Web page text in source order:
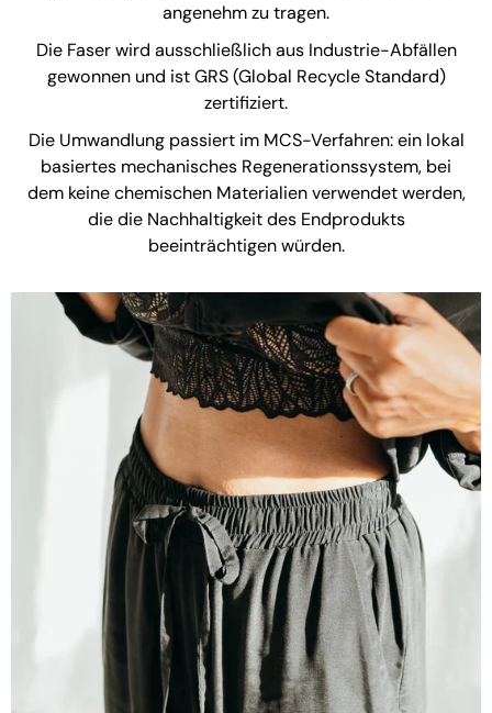
angenehm zu tragen.
Die Faser wird ausschließlich aus Industrie-Abfällen
gewonnen und ist GRS (Global Recycle Standard)
zertifiziert.
Die Umwandlung passiert im MCS-Verfahren: ein lokal
basiertes mechanisches Regenerationssystem, bei
dem keine chemischen Materialien verwendet werden,
die die Nachhaltigkeit des Endprodukts
beeinträchtigen würden.